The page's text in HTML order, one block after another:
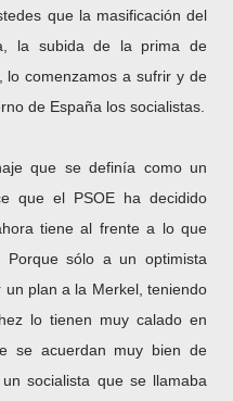
que la masificación del
la subida de la prima de
lo comenzamos a sufrir y de
de España los socialistas.
que se definía como un
que el PSOE ha decidido
tiene al frente a lo que
Porque sólo a un optimista
plan a la Merkel, teniendo
lo tienen muy calado en
se acuerdan muy bien de
socialista que se llamaba